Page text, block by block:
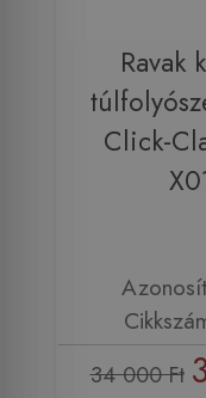
Ravak
Click-
34 000 Ft